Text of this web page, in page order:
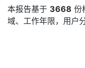
本报告基于 3668 份
域、工作年限，用户